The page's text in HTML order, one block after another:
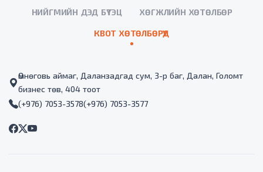
НИЙГМИЙН ДЭД БҮТЭЦ ХӨГЖЛИЙН ХӨТӨЛБӨР
КВОТ ХӨТӨЛБӨРҮҮД
Өмнөговь аймаг, Даланзадгад сум, 3-р баг, Далан, Голомт
бизнес төв, 404 тоот
(+976) 7053-3578(+976) 7053-3577